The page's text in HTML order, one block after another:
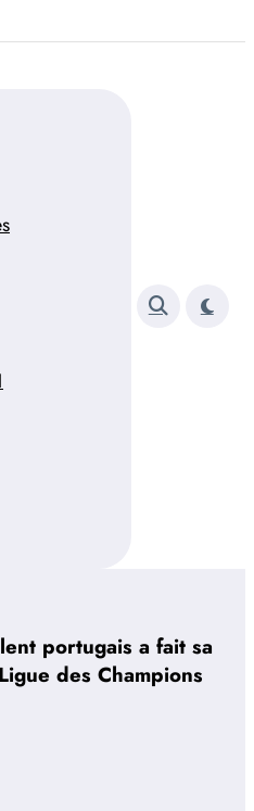
portugais
portugais a fait sa
des Champions